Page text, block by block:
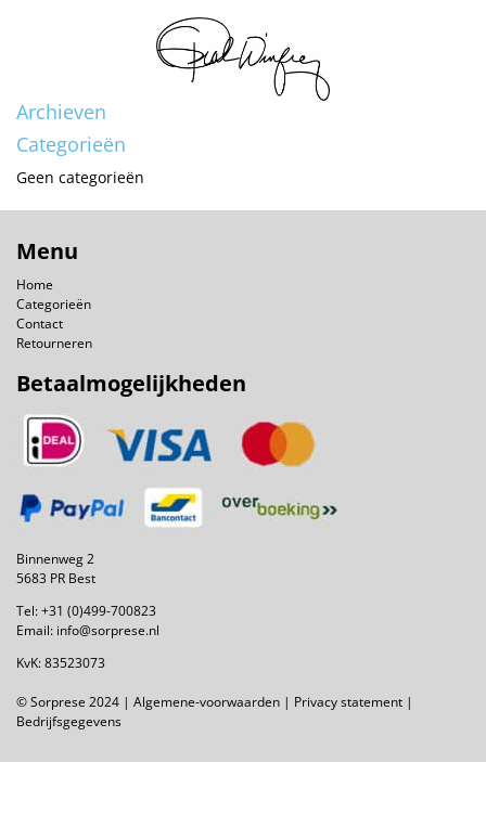
Archieven
Categorieën
Geen categorieën
Menu
Home
Categorieën
Contact
Retourneren
Betaalmogelijkheden
Binnenweg 2
5683 PR Best
Tel:+31 (0)499-700823
Email: info@sorprese.nl
KvK: 83523073
© Sorprese 2024 | Algemene-voorwaarden | Privacy statement |
Bedrijfsgegevens